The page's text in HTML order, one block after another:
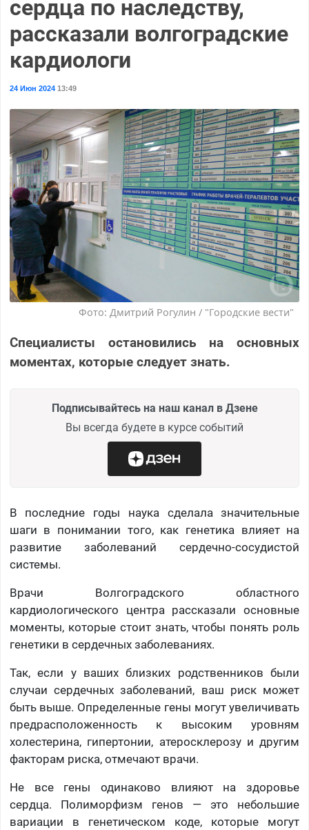
сердца по наследству,
рассказали волгоградские
кардиологи
24 Июн 202413:49
Фото: Дмитрий Рогулин / "Городские вести"
Специалисты остановились на основных
моментах, которые следует знать.
Подписывайтесь на наш канал в Дзене
Вы всегда будете в курсе событий
В последние годы наука сделала значительные
шаги в понимании того, как генетика влияет на
развитие заболеваний сердечно-сосудистой
системы.
Врачи Волгоградского областного
кардиологического центра рассказали основные
моменты, которые стоит знать, чтобы понять роль
генетики в сердечных заболеваниях.
Так, если у ваших близких родственников были
случаи сердечных заболеваний, ваш риск может
быть выше. Определенные гены могут увеличивать
предрасположенность к высоким уровням
холестерина, гипертонии, атеросклерозу и другим
факторам риска, отмечают врачи.
Не все гены одинаково влияют на здоровье
сердца. Полиморфизм генов — это небольшие
вариации в генетическом коде, которые могут